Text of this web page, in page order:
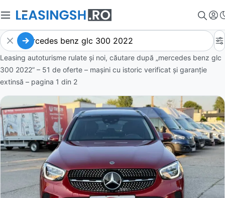
Leasing autoturisme rulate și noi, căutare după „mercedes benz glc
300 2022” – 51 de oferte – mașini cu istoric verificat și garanție
extinsă – pagina 1 din 2